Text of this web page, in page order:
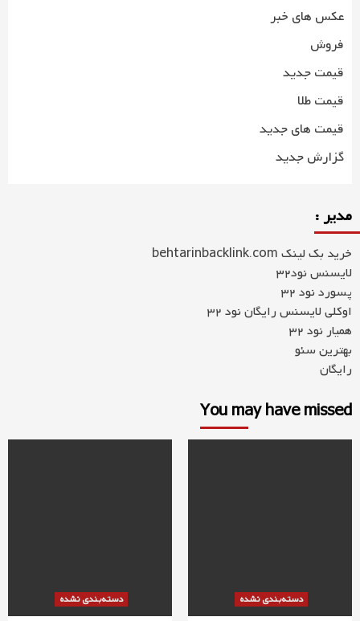
عکس های خبر
فروش
قیمت جدید
قیمت طلا
قیمت های جدید
گزارش جدید
مدیر :
خرید بک لینک behtarinbacklink.com
لایسنس نود32
پسورد نود 32
اوکلی لایسنس رایگان نود 32
همیار نود 32
بهترین سئو
رایگان
You may have missed
دسته‌بندی نشده دسته‌بندی نشده